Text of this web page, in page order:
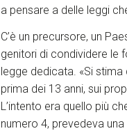
a pensare a delle leggi
C’è un precursore, un
genitori di condividere le
legge dedicata. «Si
prima dei 13 anni, sui
L’intento era quello più
numero 4, prevedeva